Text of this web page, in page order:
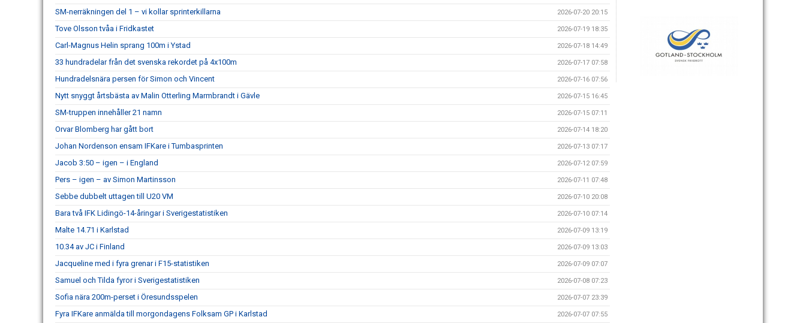
SM-nerräkningen del 1 – vi kollar sprinterkillarna 2026-07-20 20:15
Tove Olsson tvåa i Fridkastet 2026-07-19 18:35
Carl-Magnus Helin sprang 100m i Ystad 2026-07-18 14:49
33 hundradelar från det svenska rekordet på 4x100m 2026-07-17 07:58
Hundradelsnära persen för Simon och Vincent 2026-07-16 07:56
Nytt snyggt årtsbästa av Malin Otterling Marmbrandt i Gävle 2026-07-15 16:45
SM-truppen innehåller 21 namn 2026-07-15 07:11
Orvar Blomberg har gått bort 2026-07-14 18:20
Johan Nordenson ensam IFKare i Tumbasprinten 2026-07-13 07:17
Jacob 3:50 – igen – i England 2026-07-12 07:59
Pers – igen – av Simon Martinsson 2026-07-11 07:48
Sebbe dubbelt uttagen till U20 VM 2026-07-10 20:08
Bara två IFK Lidingö-14-åringar i Sverigestatistiken 2026-07-10 07:14
Malte 14.71 i Karlstad 2026-07-09 13:19
10.34 av JC i Finland 2026-07-09 13:03
Jacqueline med i fyra grenar i F15-statistiken 2026-07-09 07:07
Samuel och Tilda fyror i Sverigestatistiken 2026-07-08 07:23
Sofia nära 200m-perset i Öresundsspelen 2026-07-07 23:39
Fyra IFKare anmälda till morgondagens Folksam GP i Karlstad 2026-07-07 07:55